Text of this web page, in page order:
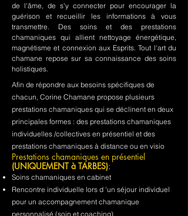
de l'âme, de s'y connecter pour encourager la
guérison et recueillir les informations à vous
transmettre. Des soins et des prestations
chamaniques qui allient nettoyage énergétique,
magnétisme et connexion aux Esprits. Tout l'art du
chamane repose sur sa connaissance des soins
holistiques.
Afin de répondre aux besoins spécifiques de
chacun, Corine Chamane propose plusieurs
prestations chamaniques qui se déclinent en deux
principales formes : des prestations chamaniques
individuelles /collectives en présentiel et des
prestations chamaniques à distance ou en visio
Prestations chamaniques en présentiel
(UNIQUEMENT à TARBES):
Soins chamaniques en cabinet
Rencontre individuelle lors d 'un séjour individuel
pour un accompagnement chamanique
personnalisé (soin et coaching)